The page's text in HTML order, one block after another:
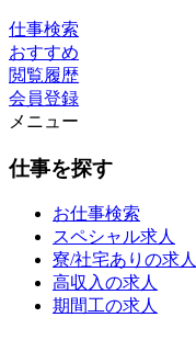
仕事検索
おすすめ
閲覧履歴
会員登録
メニュー
仕事を探す
お仕事検索
スペシャル求人
寮/社宅ありの求人
高収入の求人
期間工の求人